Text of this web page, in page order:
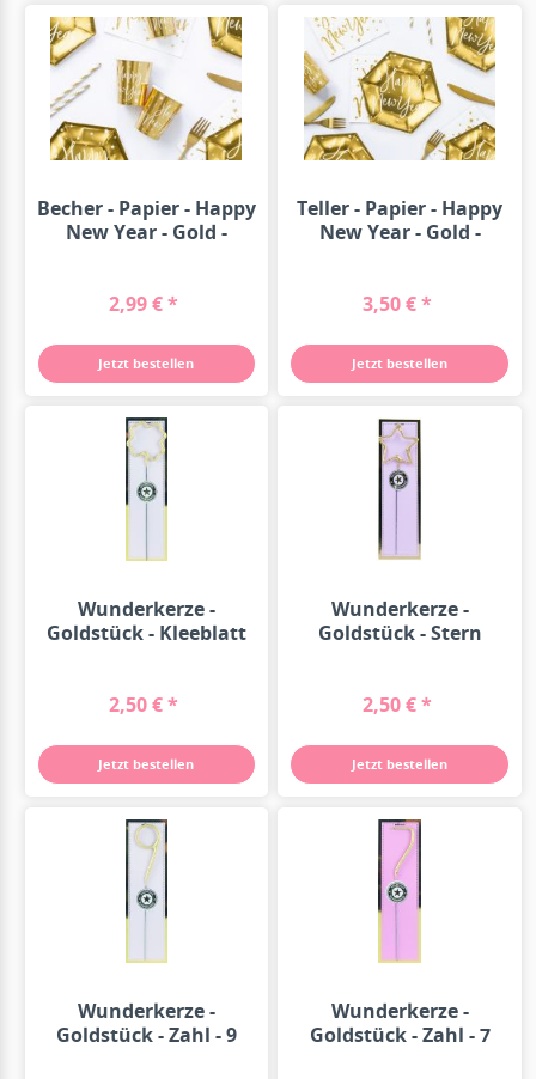
Becher - Papier - Happy
New Year - Gold -
2,99 € *
Jetzt bestellen
Teller - Papier - Happy
New Year - Gold -
3,50 € *
Jetzt bestellen
Wunderkerze -
Goldstück - Kleeblatt
2,50 € *
Jetzt bestellen
Wunderkerze -
Goldstück - Stern
2,50 € *
Jetzt bestellen
Wunderkerze -
Goldstück - Zahl - 9
Wunderkerze -
Goldstück - Zahl - 7